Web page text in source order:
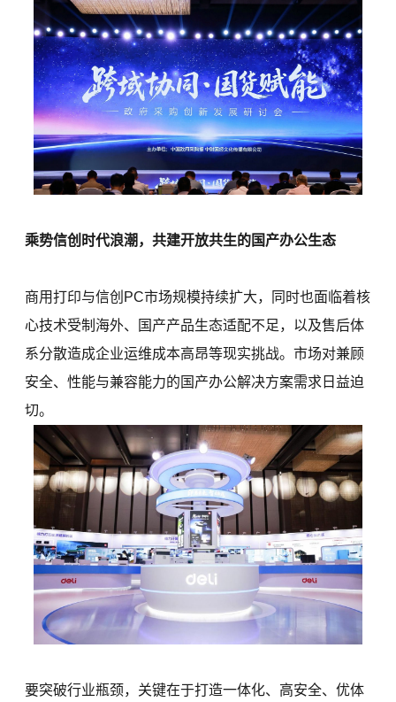
乘势信创时代浪潮，共建开放共生的国产办公生态
商用打印与信创PC市场规模持续扩大，同时也面临着核
心技术受制海外、国产产品生态适配不足，以及售后体
系分散造成企业运维成本高昂等现实挑战。市场对兼顾
安全、性能与兼容能力的国产办公解决方案需求日益迫
切。
要突破行业瓶颈，关键在于打造一体化、高安全、优体